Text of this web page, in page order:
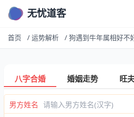
无忧道客
首页 / 运势解析 / 狗遇到牛年属相好不
八字合婚 婚姻走势 旺
男方姓名